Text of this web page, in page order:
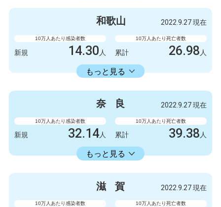
999人 新規
1003778 2845
和歌山 2022.9.27 現在
10万人あたり感染者数
新規 14.30 人
10万人あたり死亡者数
累計 26.98 人
もっと見る
14336.11人
人 新規
249
奈 良 2022.9.27 現在
10万人あたり感染者数
新規 32.14人
10万人あたり死亡者数
累計 39.38 人
もっと見る
16582.30人
426人 新規
219788 522
滋 賀 2022.9.27 現在
10万人あたり感染者数 10万人あたり死亡者数